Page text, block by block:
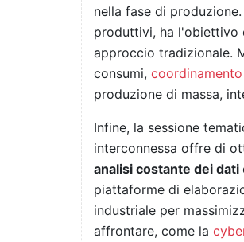
nella fase di
produttivi, ha l'obiettivo
approccio tradizionale.
consumi,
produzione di massa,
Infine, la sessione
interconnessa offre di
analisi costante dei dati
piattaforme di
industriale per
affrontare, come la